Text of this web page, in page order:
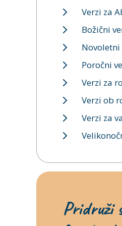
Verzi za
Božični
Novoletni
Poročni
Verzi za
Verzi ob
Verzi za
Pridruži